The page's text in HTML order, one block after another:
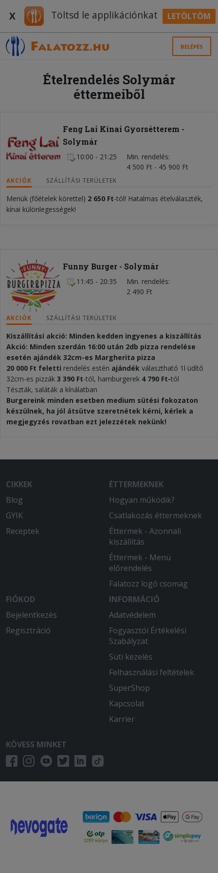
X Töltsd le applikációnkat LETÖLTÖM
BELÉPÉS
Ételrendelés Solymár
éttermeiből
Feng Lai Kínai Gyorsétterem -
Solymár
10:00 - 21:25
Min. rendelés
4 500 Ft - 45 900 Ft
AKCIÓK SZÁLLÍTÁSI TERÜLETEK
Menük (főételek körettel) 2 650 Ft-tól! Hatalmas ételválaszték,
kínai különlegességek!
Funny Burger - Solymár
11:45 - 20:35
Min. rendelés
2 490 Ft
AKCIÓK SZÁLLÍTÁSI TERÜLETEK
Kiszállítási akció: Minden kedden ingyenes a kiszállítás
Akció: Minden szerdán 16:00 után 2db pizza rendelése
esetén ajándék 32cm-es Margherita pizza
20 000 Ft feletti rendelés estén ajándék választható 1l üdítő
32cm-es pizzák 3 390 Ft-tól, hamburgerek 4 790 Ft-tól
Tészták, saláták a kínálatban
Burgereink minden esetben medium sütési fokozaton
készülnek, ha jól átsütve szeretnétek kérni, kérlek a
megjegyzés rovatban ezt jelezzétek nekünk!
CIKKEK
Blog
GYIK
Receptek
ÉTTERMEKNEK
Hogyan működik?
Csatlakozás éttermeknek
Éttermek - Azonnali
kiszállítás
Éttermek - Menü
előrendelés
Falatozz logó csomag
FIÓKOD
Bejelentkezés
Regisztráció
INFORMÁCIÓ
Adatvédelem
Fogyasztói Értékelési
Szabályzat
Süti kezelés
Felhasználási feltételek
SuperShop
Kapcsolat
Karrier
KÖVESS MINKET